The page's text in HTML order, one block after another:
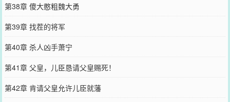
第38章 傻大憨粗魏大勇
第39章 找茬的将军
第40章 杀人凶手萧宁
第41章 父皇，儿臣恳请父皇赐死！
第42章 肯请父皇允许儿臣就藩